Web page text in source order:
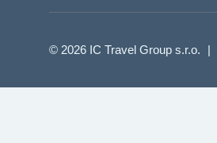
© 2026 IC Travel Group s.r.o. |